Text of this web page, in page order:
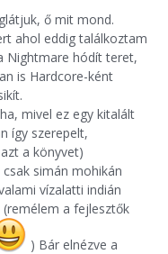
ő mit mond.
ahol eddig találkoztam
Nightmare hódít teret,
is Hardcore-ként
mivel ez egy kitalált
így szerepelt,
a könyvet)
simán mohikán
vízalatti indián
a fejlesztők
) Bár elnézve a